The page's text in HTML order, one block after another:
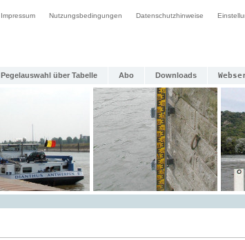
Impressum Nutzungsbedingungen Datenschutzhinweise
Pegelauswahl über Tabelle Abo Downloads